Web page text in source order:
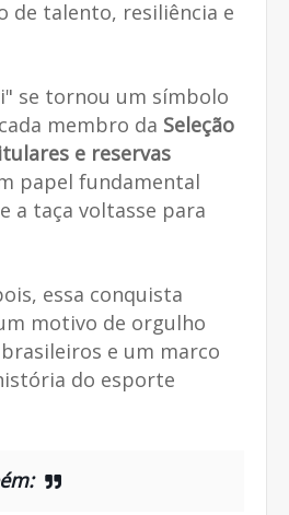
de talento, resiliência e
se tornou um símbolo
membro da Seleção
e reservas
papel fundamental
a taça voltasse para
essa conquista
motivo de orgulho
e um marco
do esporte